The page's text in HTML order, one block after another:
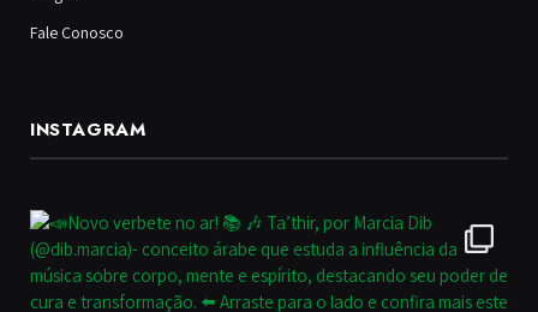
Fale Conosco
INSTAGRAM